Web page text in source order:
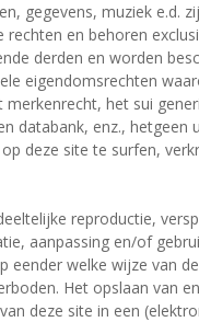
gegevens, muziek e.d.
rechten en behoren
derden en worden
eigendomsrechten
merkenrecht, het sui
databank, enz., hetgeen
deze site te surfen,
reproductie,
aanpassing en/of
eender welke wijze van
Het opslaan van
deze site in een